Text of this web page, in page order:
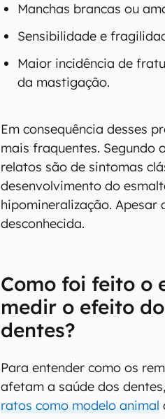
Manchas brancas ou
Sensibilidade e
Maior incidência de
da mastigação.
Em consequência desses
mais fraquentes. Segundo
desenvolvimento do
hipomineralização.
desconhecida.